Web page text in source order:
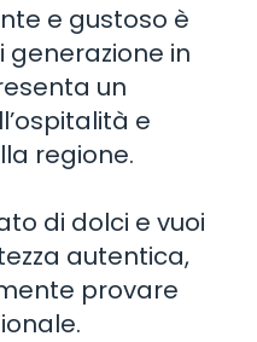
e gustoso è
in
un
e
regione.
di dolci e vuoi
autentica,
provare